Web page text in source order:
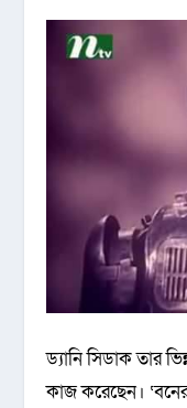
ড্যানি সিডাক তার
কাজ করেছেন।